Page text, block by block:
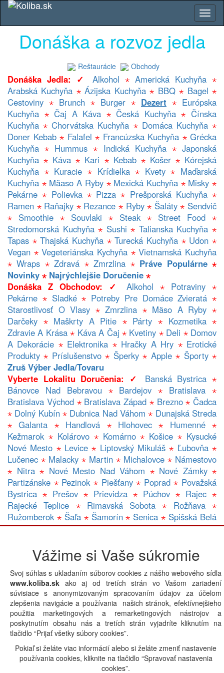
Donáška a rozvoz jedla
Reštaurácie Obchody
Donáška Jedla: ✓ Alkohol ⋆ Americká Kuchyňa⋆
Arabská Kuchyňa ⋆Ázijska Kuchyňa⋆ BBQ⋆ Bagel ⋆
Cestoviny ⋆ Brunch ⋆ Burger ⋆ Dezert ⋆ Európska
Kuchyňa ⋆Čaj A Káva ⋆Česká Kuchyňa⋆Čínska
Kuchyňa ⋆Chorvátska Kuchyňa ⋆ Domáca Kuchyňa⋆
Doner Kebab⋆ Falafel ⋆ Francúzska Kuchyňa ⋆ Grécka
Kuchyňa ⋆ Hummus ⋆ Indická Kuchyňa⋆Japonská
Kuchyňa ⋆ Káva ⋆ Kari ⋆ Kebab⋆ Košer⋆ Kórejská
Kuchyňa ⋆ Kuracie ⋆ Krídielka⋆ Kvety⋆ Maďarská
Kuchyňa ⋆ Mäaso A Ryby⋆ Mexická Kuchyňa⋆ Misky ⋆
Pekárne ⋆ Polievka⋆ Pizza ⋆ Prešporská Kuchyňa⋆
Ramen ⋆ Raňajky ⋆ Rezance ⋆ Ryby⋆ Šaláty⋆ Sendvič
⋆ Smoothie ⋆ Souvlaki ⋆ Steak⋆ Street Food ⋆
Stredomorská Kuchyňa⋆ Sushi ⋆ Talianska Kuchyňa ⋆
Tapas ⋆Thajská Kuchyňa ⋆Turecká Kuchyňa ⋆ Udon ⋆
Vegan ⋆Vegeteriánska Kychyňa ⋆Vietnamská Kuchyňa
⋆Wraps ⋆Zdravá ⋆Zmrzlina ⋆ Práve Populárne⋆
Novinky ⋆ Najrýchlejšie Doručenie ⋆
Donáška Z Obchodov: ✓ Alkohol ⋆ Potraviny ⋆
Pekárne ⋆ Sladké⋆ Potreby Pre Domáce Zvieratá ⋆
Starostlivosť O Vlasy ⋆Zmrzlina ⋆ Mäso A Ryby ⋆
Darčeky ⋆ Maškrty A Pitie ⋆ Párty ⋆ Kozmetika⋆
Zdravie A Krása⋆ Káva A Čaj ⋆ Kvetiny ⋆ Deli ⋆ Domov
A Dekorácie ⋆ Elektronika ⋆ Hračky A Hry ⋆ Erotické
Produkty ⋆ Príslušenstvo⋆ Šperky⋆ Apple⋆ Športy⋆
Zruš Výber Jedla/tovaru
Vyberte Lokalitu Doručenia: ✓
Banská Bystrica ⋆
Bánovce Nad Bebravou ⋆ Bardejov ⋆ Bratislava ⋆
Bratislava Východ⋆ Bratislava Západ ⋆ Brezno⋆ Čadca
⋆ Dolný Kubín⋆ Dubnica Nad Váhom ⋆ Dunajská Streda
⋆Galanta ⋆ Handlová ⋆ Hlohovec⋆ Humenné⋆
Kežmarok⋆ Kolárovo⋆ Komárno⋆ Košice ⋆ Kysucké
Nové Mesto ⋆ Levice ⋆ Liptovský Mikuláš ⋆ Ľubovňa⋆
Lučenec ⋆ Malacky ⋆ Martin ⋆ Michalovce ⋆ Námestovo
⋆ Nitra⋆ Nové Mesto Nad Váhom ⋆ Nové Zámky⋆
Partizánske ⋆ Pezinok⋆ Piešťany⋆ Poprad⋆ Považská
Bystrica ⋆ Prešov ⋆ Prievidza ⋆ Púchov ⋆ Rajec ⋆
Rajecké Teplice ⋆ Rimavská Sobota ⋆ Rožňava⋆
Ružomberok⋆ Šaľa⋆ Šamorín⋆ Senica ⋆ Spišská Belá
⋆Spišská Nová Ves⋆Trebišov⋆Topolčany⋆Trenčín⋆
Zlaté Moravce⋆Zvolen ⋆Žilina⋆
Gastro prevádzky v lokalite LUCENEC: A | | E|
|G|H|CH|I|J|K |L|M|N|O|P|Q|R|S|T|U|
V|W|X|Y| Z|Iná lokalita
Powered by
Vážime si Vaše súkromie
Svoj súhlas s ukladaním súborov cookies z nášho webového sídla
www.koliba.sk ako aj od tretích strán vo Vašom zariadení
súvisiace s anonymizovaným spracovaním údajov za účelom
zlepšenia navigácie a používania našich stránok, efektívnejšieho
použitia marketingových a remarketingových nástrojov a
poskytnutím obsahu nás a tretích strán vyjadríte kliknutím na
tlačidlo “Prijať všetky súbory cookies”.
Pokiaľ si želáte viac informácií alebo si želáte zmeniť nastavenie
používania cookies, kliknite na tlačidlo “Spravovať nastavenia
cookies”.